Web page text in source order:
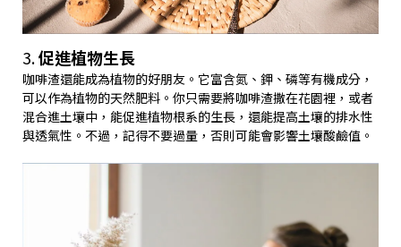
3.促進植物生長
咖啡渣還能成為植物的好朋友。它富含氮、鉀、磷等有機成分，
可以作為植物的天然肥料。你只需要將咖啡渣撒在花園裡，或者
混合進土壤中，能促進植物根系的生長，還能提高土壤的排水性
與透氣性。不過，記得不要過量，否則可能會影響土壤酸鹼值。